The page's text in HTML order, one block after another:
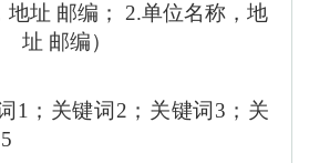
地址 邮编； 2.单位名称，地
址 邮编）
1；关键词2；关键词3；关